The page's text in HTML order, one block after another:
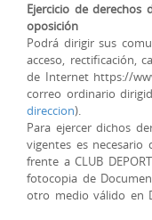
Ejercicio de derechos
oposición
Podrá dirigir sus
acceso, rectificación,
de Internet https://
correo ordinario
direccion).
Para ejercer dichos
vigentes es necesario
frente a CLUB
fotocopia de
otro medio válido en